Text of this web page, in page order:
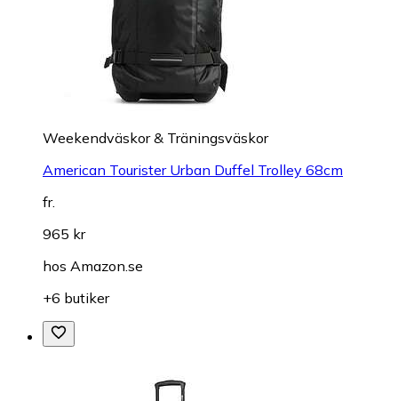
Weekendväskor & Träningsväskor
American Tourister Urban Duffel Trolley 68cm
fr.
965 kr
hos Amazon.se
+6 butiker